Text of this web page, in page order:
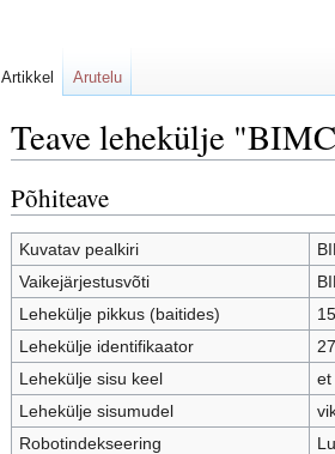
Teave lehekülje
Põhiteave
Kuvatav pealkiri
Vaikejärjestusvõti
Lehekülje pikkus (baitides)
Lehekülje identifikaator
Lehekülje sisu keel
et
Lehekülje sisumudel
Robotindekseering
Artikkel Arutelu